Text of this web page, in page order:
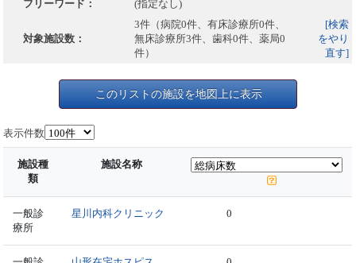
フリーワード： (指定なし)
対象施設数：
3件（病院0件、有床診療所0件、
無床診療所3件、歯科0件、薬局0
件）
[検索
をやり
直す]
このリストの施設を地図上に表示
表示件数
施設種
類
施設名称
一般診
療所
星川内科クリニック 0